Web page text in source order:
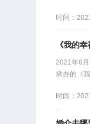
时间：
《我的
2021年6
承办的《
时间：